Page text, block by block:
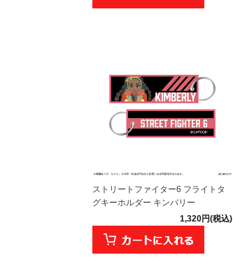
ストリートファイター6 フライトタ
グキーホルダー キンバリー
1,320円(税込)